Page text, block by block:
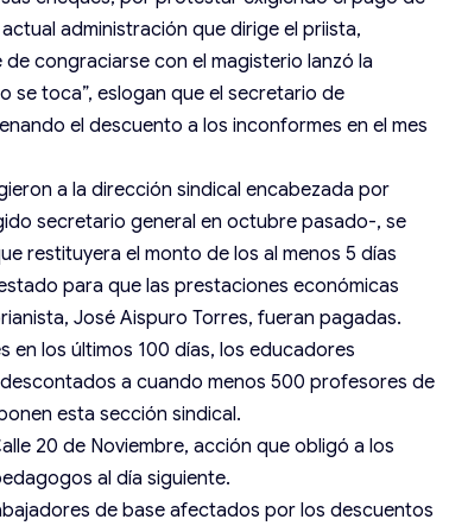
administración que dirige el priista,
de congraciarse con el magisterio lanzó la
se toca”, eslogan que el secretario de
el descuento a los inconformes en el mes
a la dirección sindical encabezada por
secretario general en octubre pasado-, se
restituyera el monto de los al menos 5 días
para que las prestaciones económicas
José Aispuro Torres, fueran pagadas.
en los últimos 100 días, los educadores
a cuando menos 500 profesores de
esta sección sindical.
20 de Noviembre, acción que obligó a los
al día siguiente.
de base afectados por los descuentos